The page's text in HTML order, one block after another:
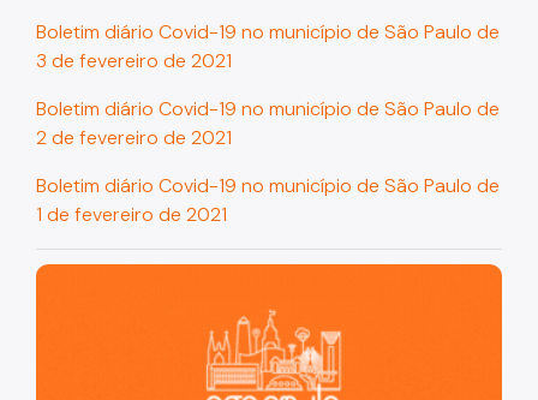
Boletim diário Covid-19 no município de São Paulo de
3 de fevereiro de 2021
Boletim diário Covid-19 no município de São Paulo de
2 de fevereiro de 2021
Boletim diário Covid-19 no município de São Paulo de
1 de fevereiro de 2021
São Paulo, cidade inteligente, resiliente e sustentável